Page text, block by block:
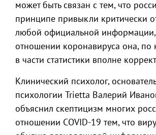
может быть связан с тем, что
принципе привыкли критически
любой официальной информации,
отношении коронавируса она, по
в части статистики вполне
Клинический психолог,
психологии Trietta Валерий
объяснил скептицизм многих
отношении COVID-19 тем, что